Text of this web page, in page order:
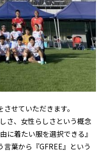
せていただきます。
さ、女性らしさという概念
に着たい服を選択できる』
葉から『GFREE』という